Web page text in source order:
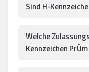
Sind H-
Welche
Kennzeichen